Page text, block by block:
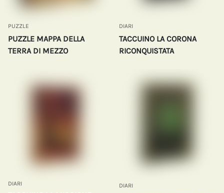
PUZZLE
PUZZLE MAPPA DELLA
TERRA DI MEZZO
DIARI
TACCUINO LA CORONA
RICONQUISTATA
DIARI DIARI